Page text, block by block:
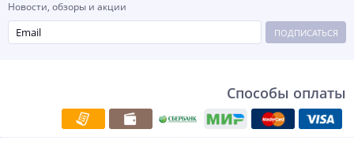
Новости, обзоры и акции
ПОДПИСАТЬСЯ
Способы оплаты